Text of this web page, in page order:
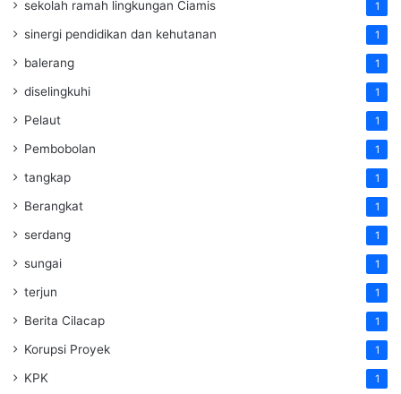
sekolah ramah lingkungan Ciamis 1
sinergi pendidikan dan kehutanan 1
balerang 1
diselingkuhi 1
Pelaut 1
Pembobolan 1
tangkap 1
Berangkat 1
serdang 1
sungai 1
terjun 1
Berita Cilacap 1
Korupsi Proyek 1
KPK 1